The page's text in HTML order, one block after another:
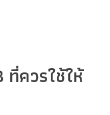
ที่ควรใช้ให้